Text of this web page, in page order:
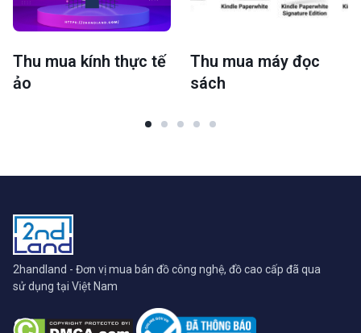
Thu mua kính thực tế
ảo
Thu mua máy đọc
sách
2handland - Đơn vị mua bán đồ công nghệ, đồ cao cấp đã qua
sử dụng tại Việt Nam